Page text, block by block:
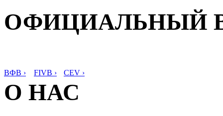
ОФИЦИАЛЬНЫЙ
ВФВ › FIVB › CEV ›
О НАС